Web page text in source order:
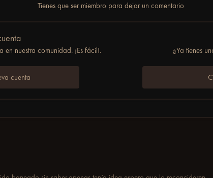
Tienes que ser miembro para dejar un comentario
en nuestra comunidad. ¡Es fácil!.
cuenta
¿Ya tienes